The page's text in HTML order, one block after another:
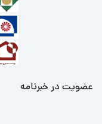
عضویت در خبرنامه